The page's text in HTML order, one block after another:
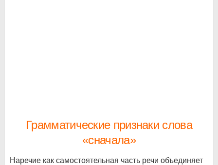
Грамматические признаки слова
«сначала»
Наречие как самостоятельная часть речи объединяет